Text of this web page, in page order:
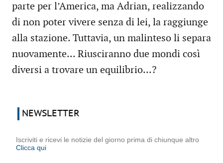
parte per l’America, ma Adrian, realizzando
di non poter vivere senza di lei, la raggiunge
alla stazione. Tuttavia, un malinteso li separa
nuovamente... Riusciranno due mondi così
diversi a trovare un equilibrio...?
NEWSLETTER
Iscriviti e ricevi le notizie del giorno prima di chiunque altro
Clicca qui